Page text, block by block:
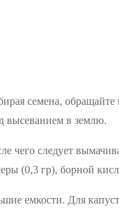
семена,
высеванием в землю.
следует
(0,3 гр), борной
емкости. Для